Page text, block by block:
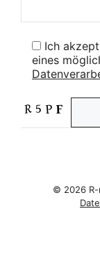
Ich
eines
© 2026 R-